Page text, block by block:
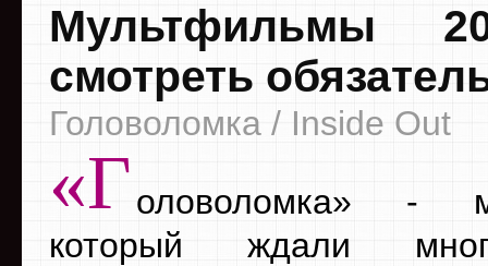
Мультфильмы
смотреть
Головоломка / Inside Out
«Головоломка» -
который ждали